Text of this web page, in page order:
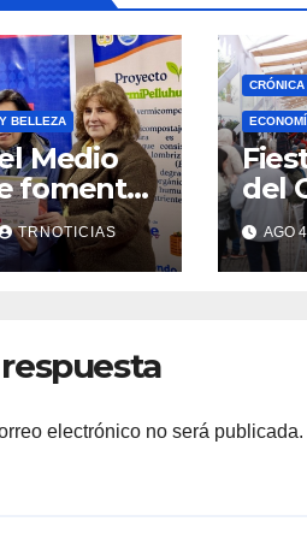
BELLEZA
Medio
fomentó
en
TRNOTICIAS
CRÓNICA
del
AGO
electrónico no será publicada.